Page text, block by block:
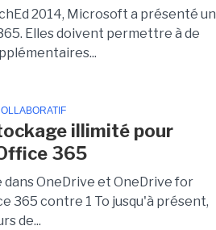
2014, Microsoft a présenté un
Elles doivent permettre à de
illimité pour
365
OneDrive et OneDrive for
365 contre 1 To jusqu'à présent,
de...